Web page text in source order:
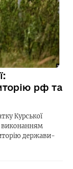
рф та
Курської
виконанням
держави-